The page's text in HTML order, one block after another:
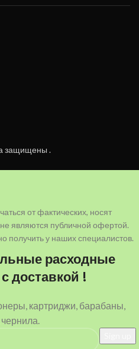
защищены .
от фактических, носят
являются публичной офертой.
у наших специалистов.
расходные
доставкой !
картриджи, барабаны,
чернила.